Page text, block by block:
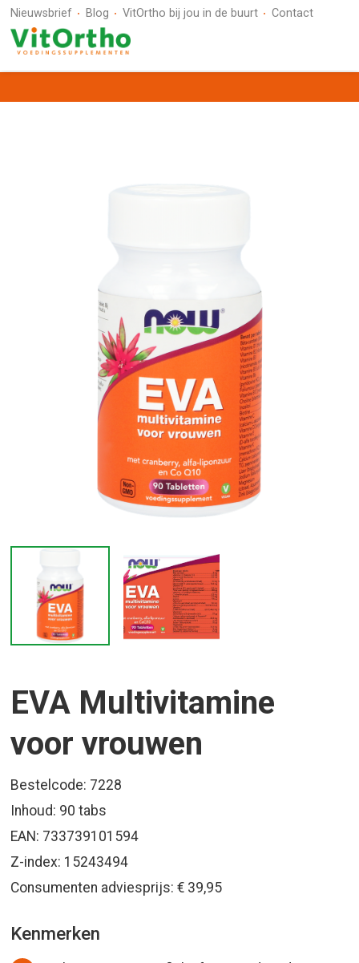
Nieuwsbrief Blog VitOrtho bij jou in de buurt Contact
EVA Multivitamine
voor vrouwen
Bestelcode: 7228
Inhoud: 90 tabs
EAN: 733739101594
Z-index: 15243494
Consumenten adviesprijs: € 39,95
Kenmerken